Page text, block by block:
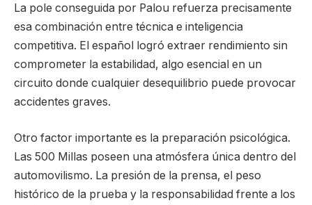
La pole conseguida por Palou refuerza precisamente
esa combinación entre técnica e inteligencia
competitiva. El español logró extraer rendimiento sin
comprometer la estabilidad, algo esencial en un
circuito donde cualquier desequilibrio puede provocar
accidentes graves.
Otro factor importante es la preparación psicológica.
Las 500 Millas poseen una atmósfera única dentro del
automovilismo. La presión de la prensa, el peso
histórico de la prueba y la responsabilidad frente a los